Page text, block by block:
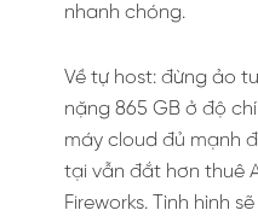
nhanh chóng.
Về tự host: đừng ảo
nặng 865 GB ở độ
máy cloud đủ mạnh
tại vẫn đắt hơn thuê
Fireworks. Tình hình